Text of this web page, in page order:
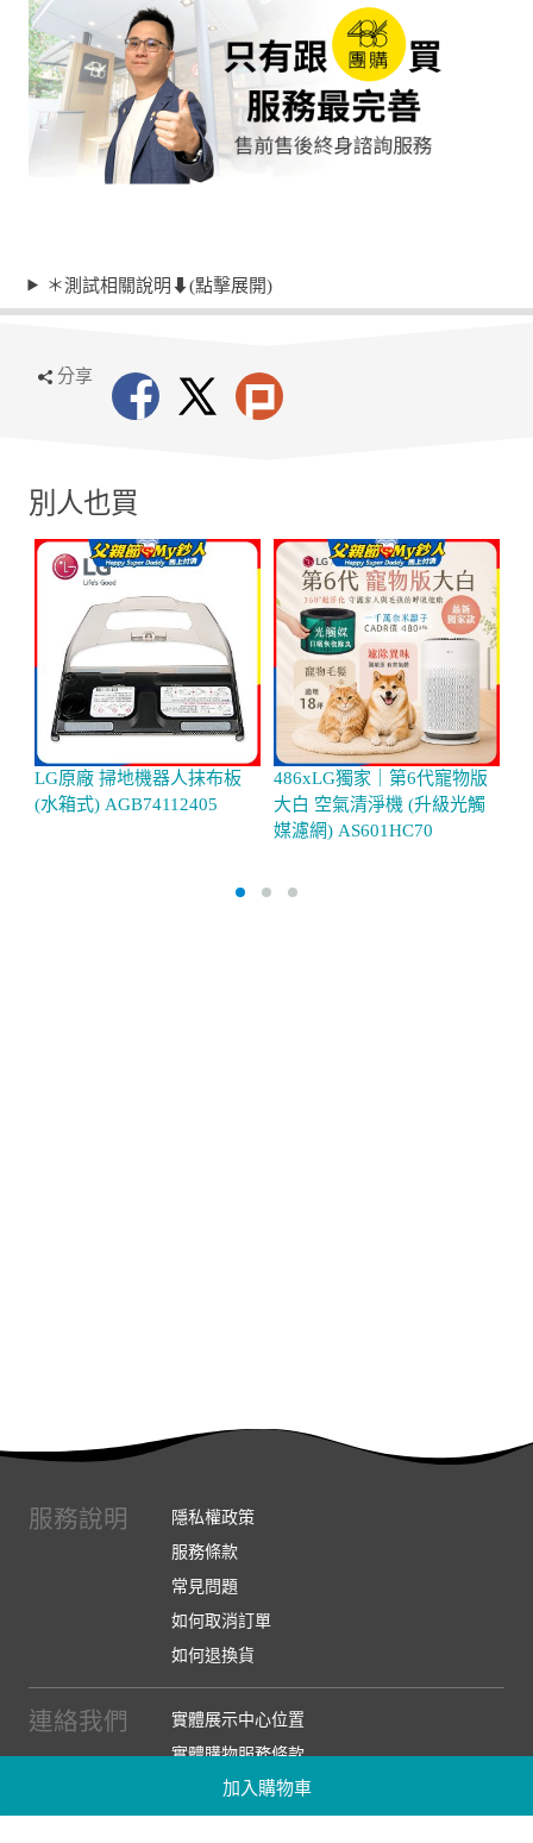
加入購物車
＊測試相關說明⬇︎(點擊展開)
分享
別人也買
LG原廠 掃地機器人抹布板
(水箱式) AGB74112405
486xLG獨家｜第6代寵物版
大白 空氣清淨機 (升級光觸
媒濾網) AS601HC70
服務說明
隱私權政策
服務條款
常見問題
如何取消訂單
如何退換貨
連絡我們
實體展示中心位置
實體購物服務條款
廠商提案